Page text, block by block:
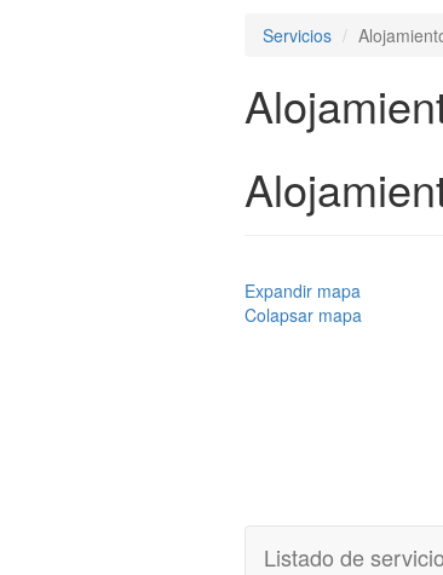
Servicios
Expandir mapa
Colapsar mapa
Listado de